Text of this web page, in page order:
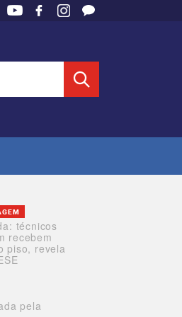
CNTS-CEF-2023
técnicos
recebem
piso, revela
pela